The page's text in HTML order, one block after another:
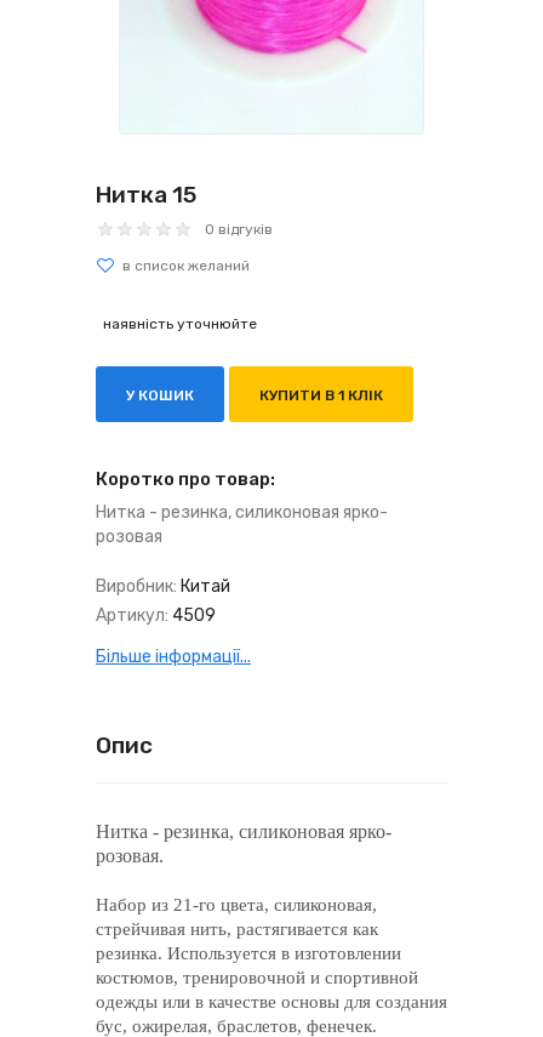
Нитка 15
0 відгуків
наявність уточнюйте
У КОШИК КУПИТИ В 1 КЛІК
Коротко про товар:
Нитка - резинка, силиконовая ярко-
розовая
Виробник: Китай
Артикул: 4509
Більше інформації...
Опис
Нитка - резинка, силиконовая ярко-
розовая.
Набор из 21-го цвета, силиконовая,
стрейчивая нить, растягивается как
резинка. Используется в изготовлении
костюмов, тренировочной и спортивной
одежды или в качестве основы для создания
бус, ожирелая, браслетов, фенечек.